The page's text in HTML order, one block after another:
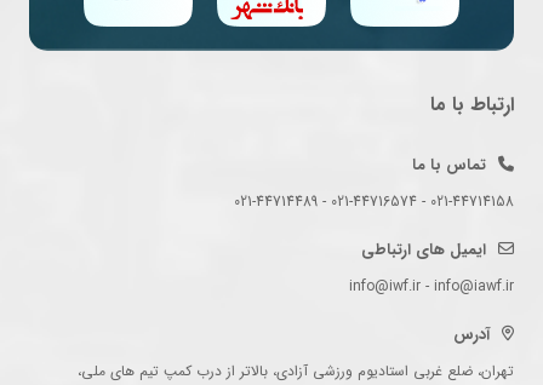
ارتباط با ما
تماس با ما
021-44714158 - 021-44716574 - 021-44714489
ایمیل های ارتباطی
info@iwf.ir - info@iawf.ir
آدرس
تهران، ضلع غربی استادیوم ورزشی آزادی، بالاتر از درب کمپ تیم های ملی،